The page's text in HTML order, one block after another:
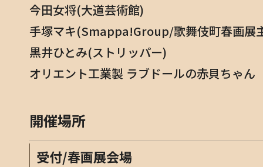
今田女将(大道芸術館)
手塚マキ(Smappa!Group/歌舞伎町春画展
黒井ひとみ(ストリッパー)
オリエント工業製 ラブドールの赤貝ちゃん
開催場所
受付/春画展会場